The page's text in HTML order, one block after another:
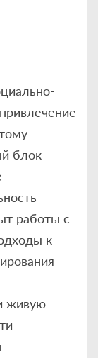
блок
работы с
к
живую